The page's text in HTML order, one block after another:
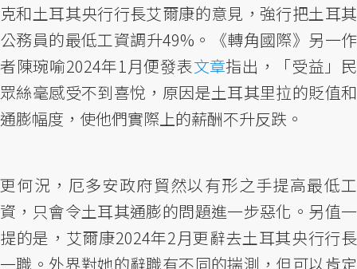
克和土耳其央行行長艾爾康的意見，強行把土耳其
公務員的最低工資調升49%。《轉角國際》另一作
者陳琬喻2024年1月便發表文章指出，「受益」民
眾絲毫感受不到喜悅，原因是土耳其里拉的貶值和
通膨幅度，使他們實際上的薪酬不升反跌。
更何況，厄多安政府貿然以有形之手提高最低工
資，只會令土耳其通膨的問題進一步惡化。另值一
提的是，艾爾康2024年2月更辭去土耳其央行行長
一職。外界對她的辭職有不同的揣測，但可以肯定